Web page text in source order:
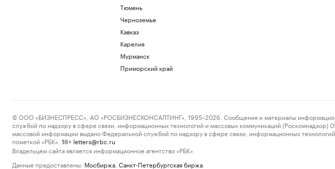
Тюмень
Черноземье
Кавказ
Карелия
Мурманск
Приморский край
© ООО «БИЗНЕСПРЕСС», АО «РОСБИЗНЕСКОНСАЛТИНГ», 1995–2026. Сообщения и материалы
службой по надзору в сфере связи, информационных технологий и массовых коммуникаций
массовой информации выдано Федеральной службой по надзору в сфере связи, информационных
пометкой «РБК».
18+ letters@rbc.ru
Владельцем сайта является информационное агентство «РБК».
Данные предоставлены: Мосбиржа Санкт-Петербургская биржа